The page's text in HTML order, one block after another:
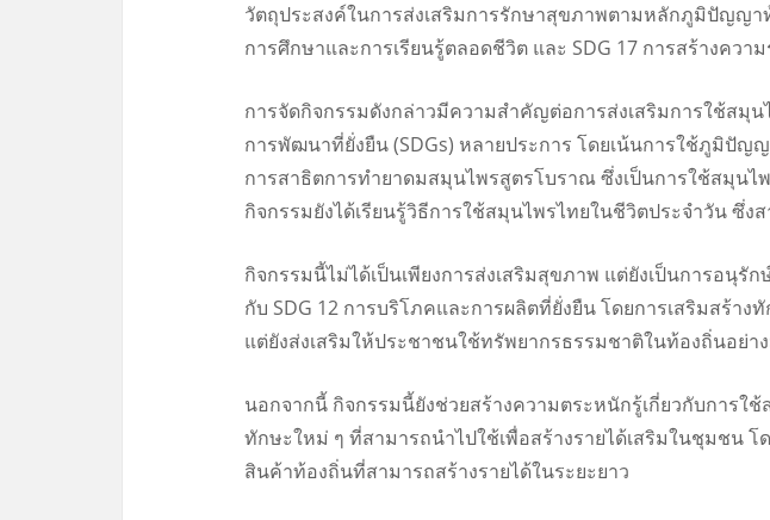
วัตถุประสงค์ในการส่งเสริมการรักษาสุขภาพตามหลักภูมิปัญญา
การศึกษาและการเรียนรู้ตลอดชีวิต และ SDG 17 การสร้างคว
การจัดกิจกรรมดังกล่าวมีความสำคัญต่อการส่งเสริมการใช้สมุ
การพัฒนาที่ยั่งยืน (SDGs) หลายประการ โดยเน้นการใช้ภูมิ
การสาธิตการทำยาดมสมุนไพรสูตรโบราณ ซึ่งเป็นการใช้สมุนไ
กิจกรรมยังได้เรียนรู้วิธีการใช้สมุนไพรไทยในชีวิตประจำวัน ซึ่
กิจกรรมนี้ไม่ได้เป็นเพียงการส่งเสริมสุขภาพ แต่ยังเป็นการอ
กับ SDG 12 การบริโภคและการผลิตที่ยั่งยืน โดยการเสริมสร้
แต่ยังส่งเสริมให้ประชาชนใช้ทรัพยากรธรรมชาติในท้องถิ่นอย่
นอกจากนี้ กิจกรรมนี้ยังช่วยสร้างความตระหนักรู้เกี่ยวกับการ
ทักษะใหม่ ๆ ที่สามารถนำไปใช้เพื่อสร้างรายได้เสริมในชุมชน
สินค้าท้องถิ่นที่สามารถสร้างรายได้ในระยะยาว